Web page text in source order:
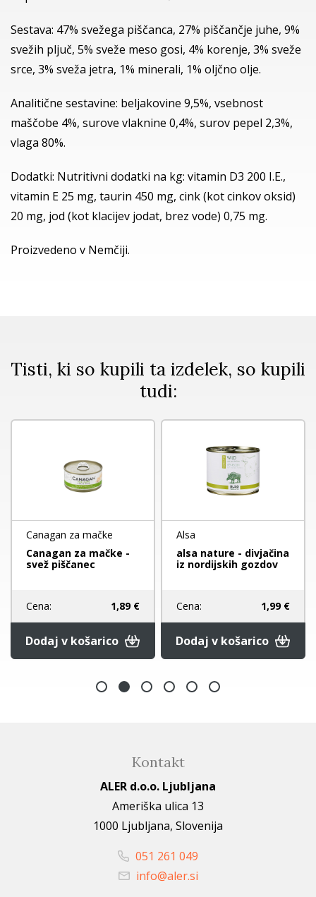
Sestava: 47% svežega piščanca, 27% piščančje juhe, 9%
svežih pljuč, 5% sveže meso gosi, 4% korenje, 3% sveže
srce, 3% sveža jetra, 1% minerali, 1% oljčno olje.
Analitične sestavine: beljakovine 9,5%, vsebnost
maščobe 4%, surove vlaknine 0,4%, surov pepel 2,3%,
vlaga 80%.
Dodatki: Nutritivni dodatki na kg: vitamin D3 200 I.E.,
vitamin E 25 mg, taurin 450 mg, cink (kot cinkov oksid)
20 mg, jod (kot klacijev jodat, brez vode) 0,75 mg.
Proizvedeno v Nemčiji.
Tisti, ki so kupili ta izdelek, so kupili
tudi:
Canagan za mačke
Canagan za mačke -
svež piščanec
Cena: 1,89 €
Dodaj v košarico
Alsa
alsa nature - divjačina
iz nordijskih gozdov
Cena: 1,99 €
Dodaj v košarico
Kontakt
ALER d.o.o. Ljubljana
Ameriška ulica 13
1000 Ljubljana, Slovenija
051 261 049
info@aler.si